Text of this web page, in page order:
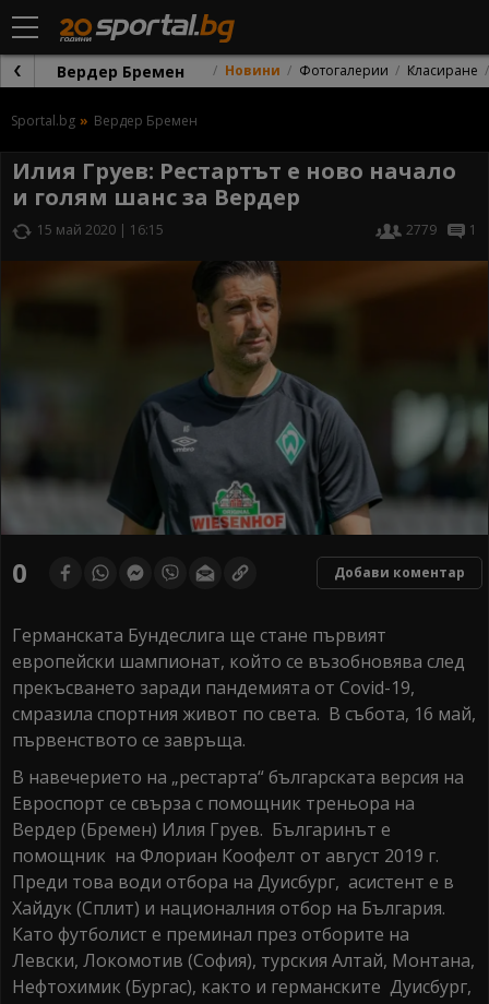
Вердер Бремен Новини Фотогалерии Класиране
Sportal.bg Вердер Бремен
Илия Груев: Рестартът е ново начало
и голям шанс за Вердер
15 май 2020 | 16:15 2779 1
0 Добави коментар
Германската Бундеслига ще стане първият
европейски шампионат, който се възобновява след
прекъсването заради пандемията от Covid-19,
смразила спортния живот по света. В събота, 16 май,
първенството се завръща.
В навечерието на „рестарта“ българската версия на
Евроспорт се свърза с помощник треньора на
Вердер (Бремен) Илия Груев. Българинът е
помощник на Флориан Коофелт от август 2019 г.
Преди това води отбора на Дуисбург, асистент е в
Хайдук (Сплит) и националния отбор на България.
Като футболист е преминал през отборите на
Левски, Локомотив (София), турския Алтай, Монтана,
Нефтохимик (Бургас), както и германските Дуисбург,